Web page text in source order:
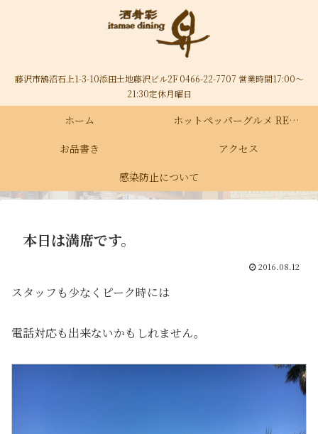
藤沢市鵠沼石上1-3-10添田土地藤沢ビル2F 0466-22-7707 営業時間17:00～
21:30定休月曜日
ホーム
ホットペッパーグルメ RECRUIT
お品書き
アクセス
感染防止について
本日は満席です。
2016.08.12
スタッフも少なくピーク時には
電話対応も出来ないかもしれません。